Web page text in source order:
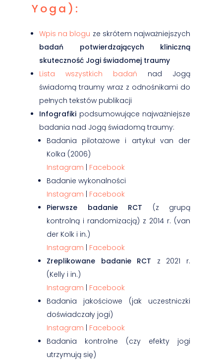
Yoga):
Wpis na blogu ze skrótem najważniejszych
badań potwierdzających kliniczną
skuteczność Jogi świadomej traumy
Lista wszystkich badań nad Jogą
świadomą traumy wraz z odnośnikami do
pełnych tekstów publikacji
Infografiki podsumowujące najważniejsze
badania nad Jogą świadomą traumy:
Badania pilotażowe i artykuł van der
Kolka (2006)
Instagram
Facebook
Badanie wykonalności
Instagram
Facebook
Pierwsze badanie RCT (z grupą
kontrolną i randomizacją) z 2014 r. (van
der Kolk i in.)
Instagram
Facebook
Zreplikowane badanie RCT z 2021 r.
(Kelly i in.)
Instagram
Facebook
Badania jakościowe (jak uczestniczki
doświadczały jogi)
Instagram
Facebook
Badania kontrolne (czy efekty jogi
utrzymują się)